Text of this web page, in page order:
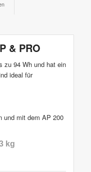
& PRO
zu 94 Wh und hat ein
ideal für
und mit dem AP 200
kg